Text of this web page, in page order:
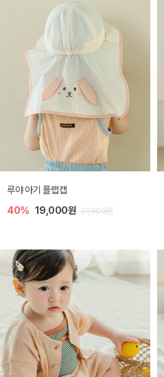
루야 아기 플랩캡
40% 19,000원 31,600원